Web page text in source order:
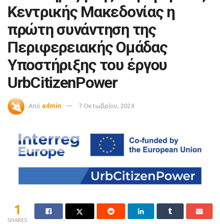
Κεντρικής Μακεδονίας η
πρώτη συνάντηση της
Περιφερειακής Ομάδας
Υποστήριξης του έργου
UrbCitizenPower
Από admin 7 Οκτωβρίου, 2024
1
SHARES